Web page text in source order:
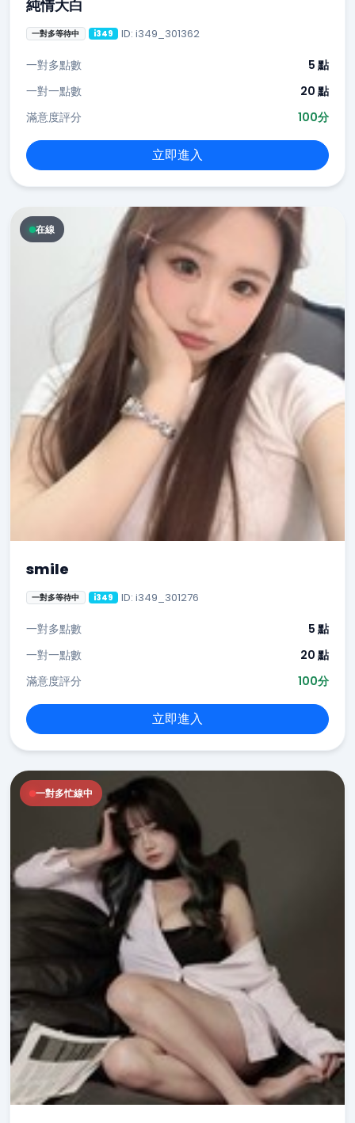
純情大白
一對多等待中 i349 ID: i349_301362
一對多點數
5 點
一對一點數
20 點
滿意度評分
100分
立即進入
在線
smile
一對多等待中 i349 ID: i349_301276
一對多點數
5 點
一對一點數
20 點
滿意度評分
100分
立即進入
一對多忙線中